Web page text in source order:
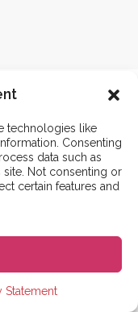
technologies like
Consenting
data such as
Not consenting or
certain features and
Statement
好报名了吗？
即申请
程。